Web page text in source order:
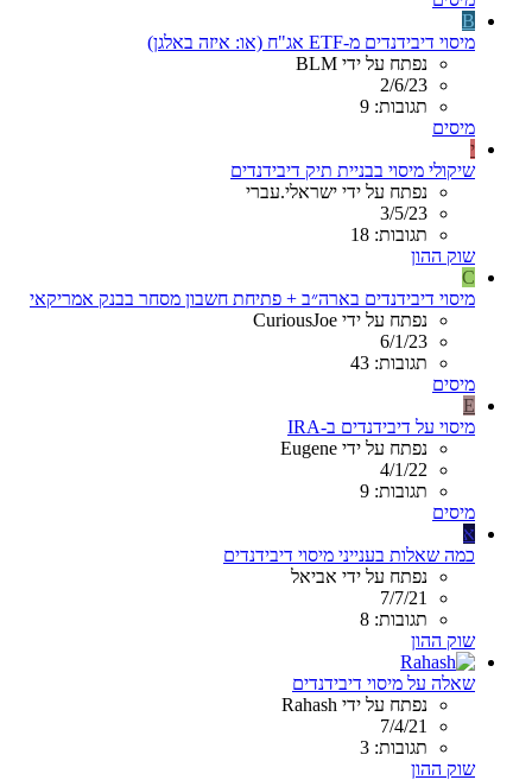
B
מיסוי דיבידנדים מ-ETF אג"ח (או: איזה באלגן)
נפתח על ידי BLM
2/6/23
תגובות: 9
מיסים
י
שיקולי מיסוי בבניית תיק דיבידנדים
נפתח על ידי ישראלי.עברי
3/5/23
תגובות: 18
שוק ההון
C
מיסוי דיבידנדים בארה״ב + פתיחת חשבון מסחר בבנק אמריקאי
נפתח על ידי CuriousJoe
6/1/23
תגובות: 43
מיסים
E
מיסוי על דיבידנדים ב-IRA
נפתח על ידי Eugene
4/1/22
תגובות: 9
מיסים
א
כמה שאלות בענייני מיסוי דיבידנדים
נפתח על ידי אביאל
7/7/21
תגובות: 8
שוק ההון
שאלה על מיסוי דיבידנדים
נפתח על ידי Rahash
7/4/21
תגובות: 3
שוק ההון